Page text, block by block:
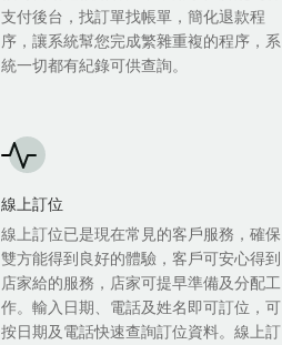
支付後台，找訂單找帳單，簡化退款程
序，讓系統幫您完成繁雜重複的程序，系
統一切都有紀錄可供查詢。
線上訂位
線上訂位已是現在常見的客戶服務，確保
雙方能得到良好的體驗，客戶可安心得到
店家給的服務，店家可提早準備及分配工
作。輸入日期、電話及姓名即可訂位，可
按日期及電話快速查詢訂位資料。線上訂